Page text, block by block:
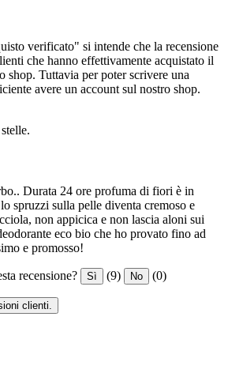
verificato" si intende che la recensione
che hanno effettivamente acquistato il
shop. Tuttavia per poter scrivere una
avere un account sul nostro shop.
Durata 24 ore profuma di fiori è in
spruzzi sulla pelle diventa cremoso e
non appicica e non lascia aloni sui
eco bio che ho provato fino ad
e promosso!
recensione? Sì (9) No (0)
clienti.